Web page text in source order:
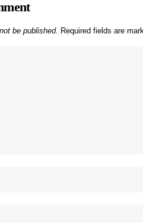
be published. Required fields are